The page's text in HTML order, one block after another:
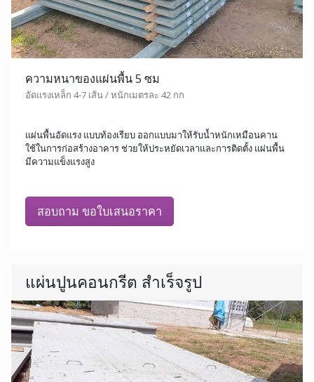
ความหนาของแผ่นพื้น 5 ซม
อัดแรงเหล็ก 4-7 เส้น / หนักเมตรละ 42 กก
แผ่นพื้นอัดแรง แบบท้องเรียบ ออกแบบมาให้รับน้ำหนักเหมือนคาน
ใช้ในการก่อสร้างอาคาร ช่วยให้ประหยัดเวลาและการติดตั้ง แผ่นพื้น
มีความแข็งแรงสูง
สอบถาม ขอใบเสนอราคา
แผ่นปูนคอนกรีต สำเร็จรูป